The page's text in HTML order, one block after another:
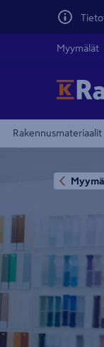
Myymälät
Rakennusmateriaalit